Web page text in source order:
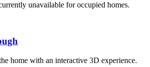
unavailable for occupied homes.
home with an interactive 3D experience.